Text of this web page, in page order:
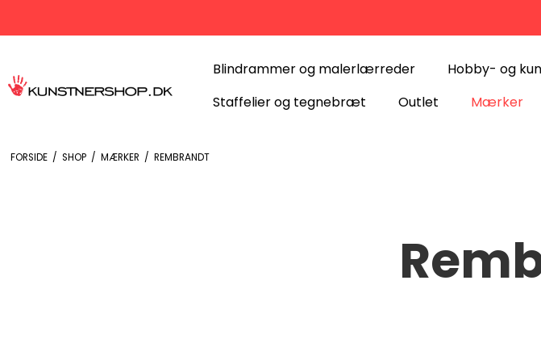
Blindrammer og malerlærreder Hobby- og
Staffelier og tegnebræt
Outlet Mærker
FORSIDE / SHOP / MÆRKER / REMBRANDT